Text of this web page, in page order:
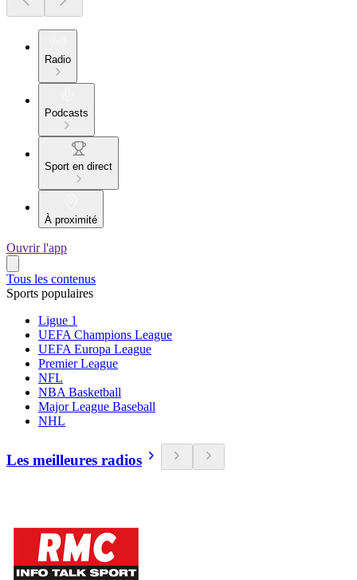
Radio
Podcasts
Sport en direct
À proximité
Ouvrir l'app
Tous les contenus
Sports populaires
Ligue 1
UEFA Champions League
UEFA Europa League
Premier League
NFL
NBA Basketball
Major League Baseball
NHL
Les meilleures radios